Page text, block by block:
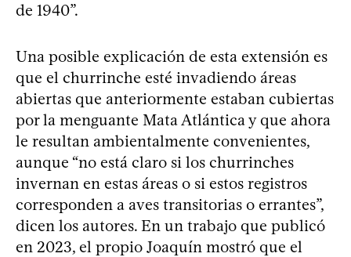
de 1940”.
Una posible explicación de esta extensión es
que el churrinche esté invadiendo áreas
abiertas que anteriormente estaban cubiertas
por la menguante Mata Atlántica y que ahora
le resultan ambientalmente convenientes,
aunque “no está claro si los churrinches
invernan en estas áreas o si estos registros
corresponden a aves transitorias o errantes”,
dicen los autores. En un trabajo que publicó
en 2023, el propio Joaquín mostró que el